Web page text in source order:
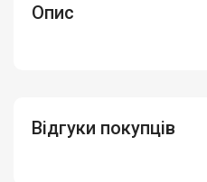
Опис
Відгуки покупців